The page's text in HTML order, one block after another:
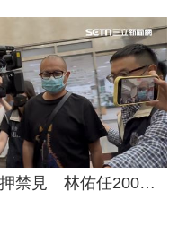
兆基前董座聲押禁見 林佑任200萬交保